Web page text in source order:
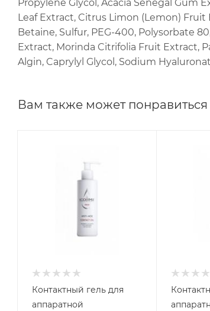
Propylene Glycol, Acacia Senegal Gum
Leaf Extract, Citrus Limon (Lemon) Fruit
Betaine, Sulfur, PEG-400, Polysorbate
Extract, Morinda Citrifolia Fruit Extract,
Algin, Caprylyl Glycol, Sodium
Вам также может понравиться
Контактный гель для
аппаратной